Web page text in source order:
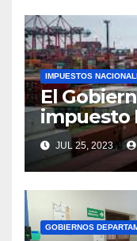
IMPUESTOS
El
impuesto
bienes y
JUL 25, 2023
GOBIERNOS